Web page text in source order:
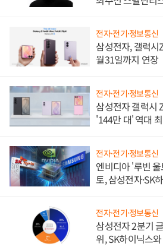
전자·전기·정보통신
삼성전자, 갤럭
월31일까지 연장
전자·전기·정보통신
삼성전자 갤럭시
'144만 대' 역대
전자·전기·정보통신
엔비디아 '루빈
토, 삼성전자·SK
전자·전기·정보통신
삼성전자 2분기
위, SK하이닉스